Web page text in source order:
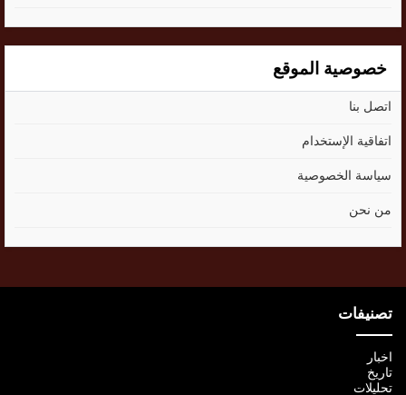
خصوصية الموقع
اتصل بنا
اتفاقية الإستخدام
سياسة الخصوصية
من نحن
تصنيفات
اخبار
تاريخ
تحليلات